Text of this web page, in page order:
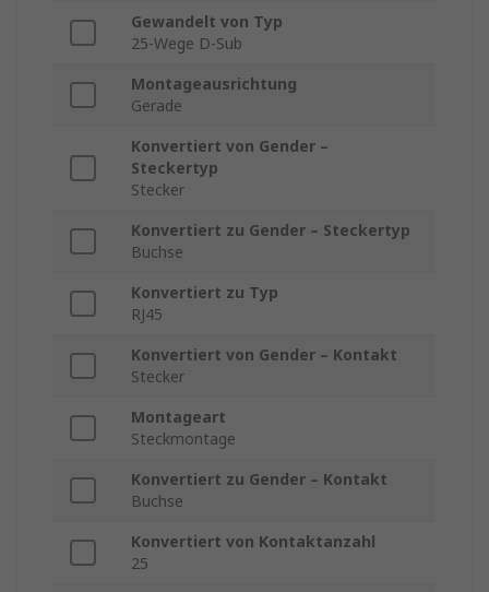
Gewandelt von Typ
25-Wege D-Sub
Montageausrichtung
Gerade
Konvertiert von Gender –
Steckertyp
Stecker
Konvertiert zu Gender – Steckertyp
Buchse
Konvertiert zu Typ
RJ45
Konvertiert von Gender – Kontakt
Stecker
Montageart
Steckmontage
Konvertiert zu Gender – Kontakt
Buchse
Konvertiert von Kontaktanzahl
25